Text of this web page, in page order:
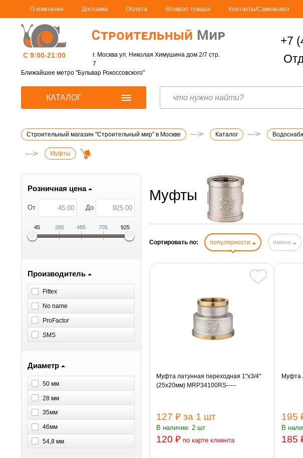
О компании Доставка Оплата Возврат товара Контакты/Самовывоз
С 9:00-21:00
г. Москва ул. Николая Химушина дом 2/7 стр.
7
Ближайшее метро "Бульвар Рокоссовского"
+7
КАТАЛОГ
Строительный магазин "Строительный мир" в Москве Каталог
Муфты
Розничная цена
От До
45 265 485 705 925
Производитель
Fittex
No name
ProFactor
SMS
Диаметр
50 мм
28 мм
35мм
46мм
54,8 мм
Муфты
Сортировать по: популярности имени
Муфта латунная переходная 1"х3/4"
(25х20мм) MRP34100RS-----
127 ₽за 1 шт
В наличии: 2 шт
120 ₽ по карте клиента
Муфта
195
В
185